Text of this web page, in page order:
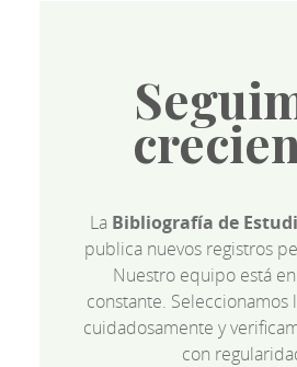
La Bibliografía de
publica nuevos registros
Nuestro equipo está
constante. Seleccionamos
cuidadosamente y
con